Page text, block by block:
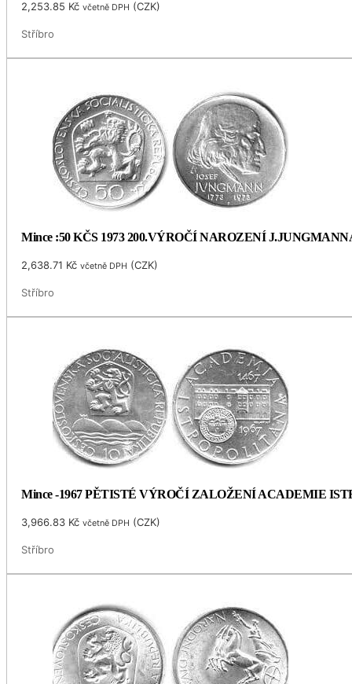
2,253.85 Kč včetně DPH (CZK)
Stříbro
Mince :50 KČS 1973 200.VÝROČÍ NAROZENÍ
2,638.71 Kč včetně DPH (CZK)
Stříbro
Mince -1967 PĚTISTÉ VÝROČÍ ZALOŽENÍ ACADEMIE
3,966.83 Kč včetně DPH (CZK)
Stříbro